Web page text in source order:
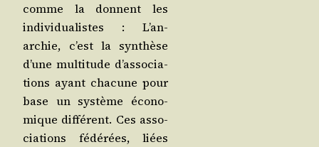
comme la donnent les
indi­vi­dua­listes : L’an-
archie, c’est la syn­thèse
d’une mul­ti­tude d’as­so­cia­
tions ayant cha­cune pour
base un sys­tème éco­no­
mique dif­fé­rent. Ces asso­
cia­tions fédé­rées, liées